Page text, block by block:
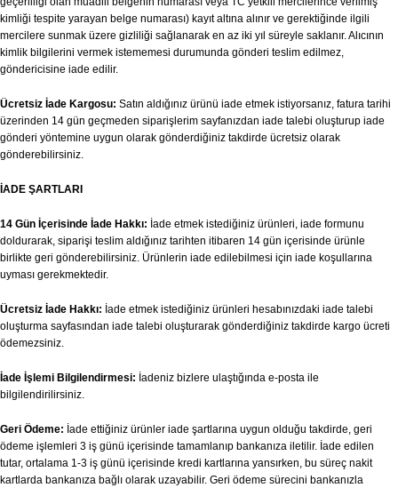
kimliği tespite yarayan belge numarası) kayıt altına alınır ve gerektiğinde ilgili
mercilere sunmak üzere gizliliği sağlanarak en az iki yıl süreyle saklanır. Alıcının
kimlik bilgilerini vermek istememesi durumunda gönderi teslim edilmez,
göndericisine iade edilir.
Ücretsiz İade Kargosu: Satın aldığınız ürünü iade etmek istiyorsanız, fatura tarihi
üzerinden 14 gün geçmeden siparişlerim sayfanızdan iade talebi oluşturup iade
gönderi yöntemine uygun olarak gönderdiğiniz takdirde ücretsiz olarak
gönderebilirsiniz.
İADE ŞARTLARI
14 Gün İçerisinde İade Hakkı: İade etmek istediğiniz ürünleri, iade formunu
doldurarak, siparişi teslim aldığınız tarihten itibaren 14 gün içerisinde ürünle
birlikte geri gönderebilirsiniz. Ürünlerin iade edilebilmesi için iade koşullarına
uyması gerekmektedir.
Ücretsiz İade Hakkı: İade etmek istediğiniz ürünleri hesabınızdaki iade talebi
oluşturma sayfasından iade talebi oluşturarak gönderdiğiniz takdirde kargo ücreti
ödemezsiniz.
İade İşlemi Bilgilendirmesi: İadeniz bizlere ulaştığında e-posta ile
bilgilendirilirsiniz.
Geri Ödeme: İade ettiğiniz ürünler iade şartlarına uygun olduğu takdirde, geri
ödeme işlemleri 3 iş günü içerisinde tamamlanıp bankanıza iletilir. İade edilen
tutar, ortalama 1-3 iş günü içerisinde kredi kartlarına yansırken, bu süreç nakit
kartlarda bankanıza bağlı olarak uzayabilir. Geri ödeme sürecini bankanızla